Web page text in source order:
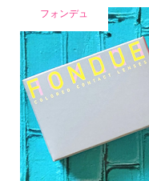
フォンデュ